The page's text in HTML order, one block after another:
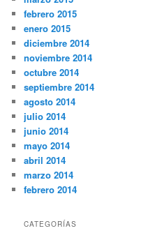
febrero 2015
enero 2015
diciembre 2014
noviembre 2014
octubre 2014
septiembre 2014
agosto 2014
julio 2014
junio 2014
mayo 2014
abril 2014
marzo 2014
febrero 2014
CATEGORÍAS